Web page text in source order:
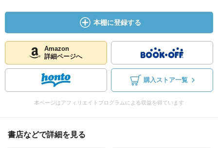
本棚に登録する
Amazon
詳細ページへ
購入ストア一覧
本ページはアフィリエイトプログラムによる収益を得ています
書店などで詳細を見る